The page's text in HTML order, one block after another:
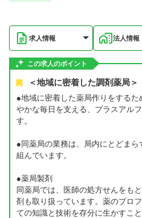
求人情報 法人情報
この求人のポイント
＜地域に密着した調剤薬局＞
●地域に密着した薬局作りをする
やかな毎日を支える、プラスアル
す。
●同薬局の業務は、局内にとどま
組んでいます。
●薬局製剤
同薬局では、医師の処方せんをも
剤も取り扱っています。薬のプロ
ての知識と技術を存分に生かすこと